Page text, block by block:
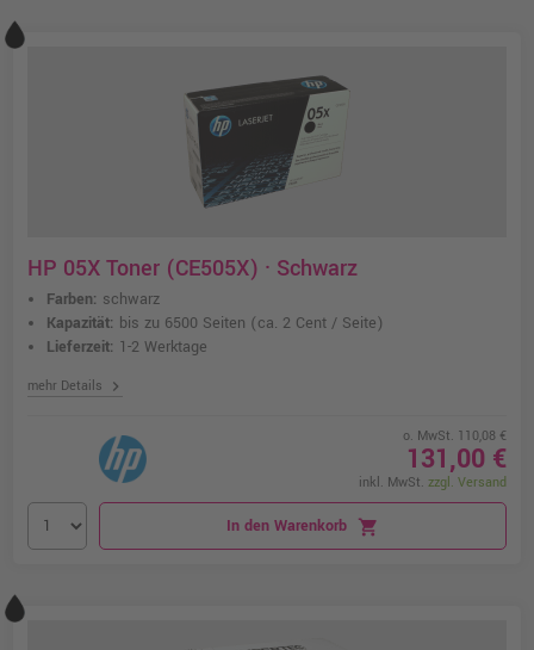
HP 05X Toner (CE505X) · Schwarz
Farben: schwarz
Kapazität: bis zu 6500 Seiten (ca. 2 Cent / Seite)
Lieferzeit: 1-2 Werktage
mehr Details chevron_right
o. MwSt. 110,08 €
131,00 €
inkl. MwSt. zzgl. Versand
In den Warenkorb shopping_cart